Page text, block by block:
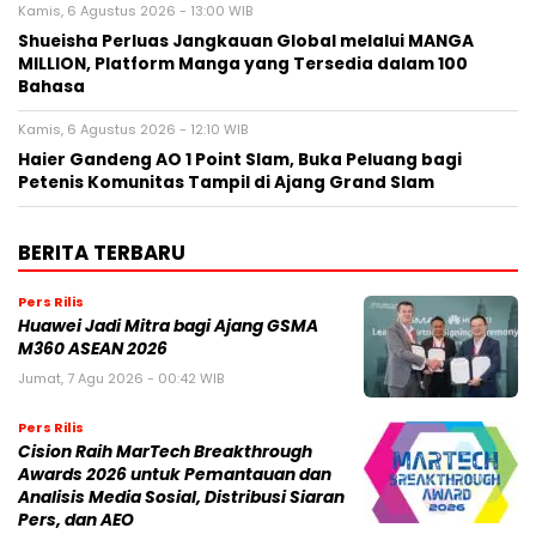
Kamis, 6 Agustus 2026 - 13:00 WIB
Shueisha Perluas Jangkauan Global melalui MANGA
MILLION, Platform Manga yang Tersedia dalam 100
Bahasa
Kamis, 6 Agustus 2026 - 12:10 WIB
Haier Gandeng AO 1 Point Slam, Buka Peluang bagi
Petenis Komunitas Tampil di Ajang Grand Slam
BERITA TERBARU
Pers Rilis
Huawei Jadi Mitra bagi Ajang GSMA
M360 ASEAN 2026
Jumat, 7 Agu 2026 - 00:42 WIB
Pers Rilis
Cision Raih MarTech Breakthrough
Awards 2026 untuk Pemantauan dan
Analisis Media Sosial, Distribusi Siaran
Pers, dan AEO